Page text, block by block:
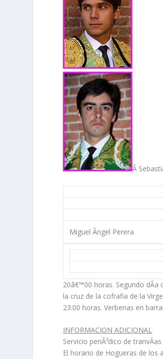
Â
Miguel Ãngel Perera
20â€™00 horas. Segundo dÃ­a
la cruz de la cofrafia de la
23:00 horas. Verbenas en
INFORMACION ADICIONAL
Servicio periÃ³dico de tranvÃ­as
El horario de Hogueras de los